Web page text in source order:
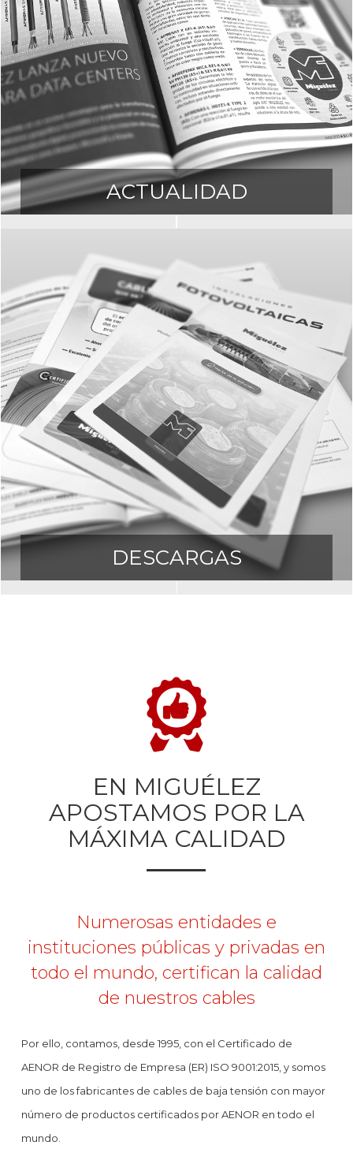
ACTUALIDAD
Acceda a todas nuestras noticias
DESCARGAS
EN MIGUÉLEZ
APOSTAMOS POR LA
MÁXIMA CALIDAD
Numerosas entidades e
instituciones públicas y privadas en
todo el mundo, certifican la calidad
de nuestros cables
Por ello, contamos, desde 1995, con el Certificado de
AENOR de Registro de Empresa (ER) ISO 9001:2015, y somos
uno de los fabricantes de cables de baja tensión con mayor
número de productos certificados por AENOR en todo el
mundo.